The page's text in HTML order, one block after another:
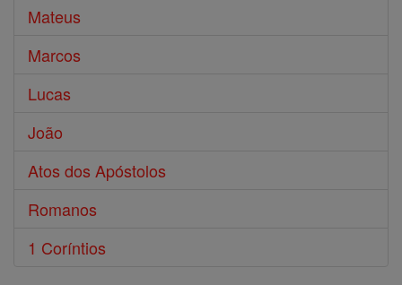
Mateus
Marcos
Lucas
João
Atos dos Apóstolos
Romanos
1 Coríntios